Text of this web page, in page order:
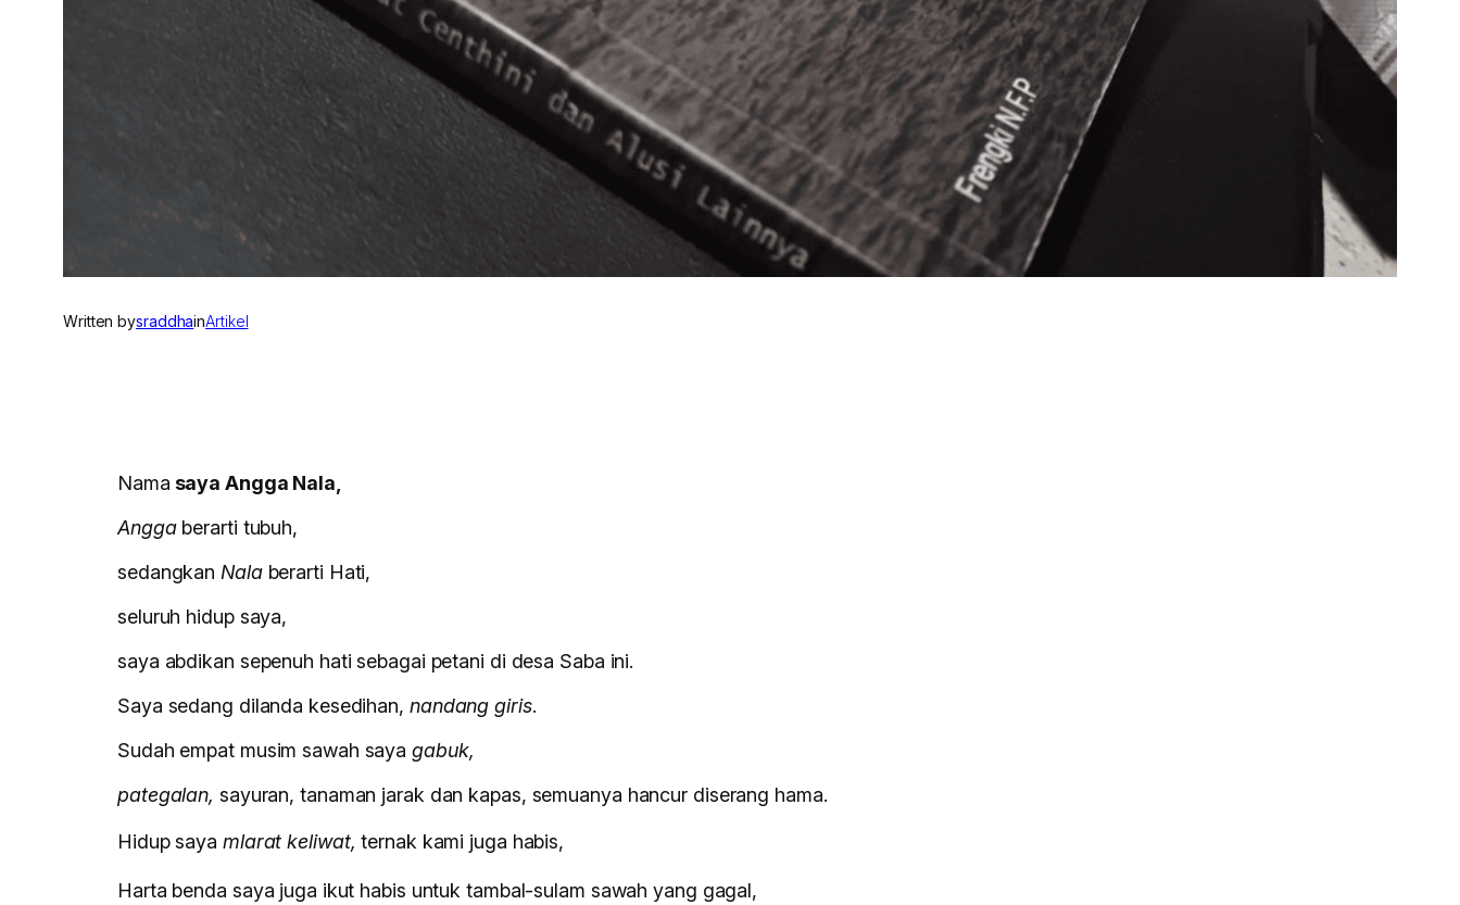
Written bysraddhainArtikel
Nama saya Angga Nala,
Anggaberarti tubuh,
sedangkan Nala berarti Hati,
seluruh hidup saya,
saya abdikan sepenuh hati sebagai petani di desa Saba ini.
Saya sedang dilanda kesedihan, nandang giris.
Sudah empat musim sawah sayagabuk,
pategalan, sayuran, tanaman jarak dan kapas, semuanya hancur diserang hama.
Hidup saya mlarat keliwat,ternak kami juga habis,
Harta benda saya juga ikut habis untuk tambal-sulam sawah yang gagal,